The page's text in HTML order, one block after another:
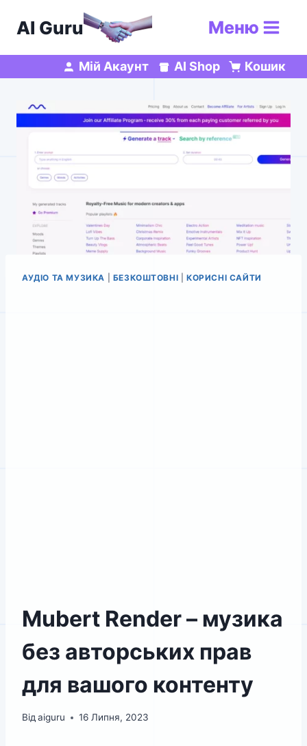
AI Guru Меню
Мій Акаунт AI Shop Кошик
АУДІО ТА МУЗИКА БЕЗКОШТОВНІ |КОРИСНІ САЙТИ
Mubert Render – музика
без авторських прав
для вашого контенту
Відaiguru 16 Липня, 2023